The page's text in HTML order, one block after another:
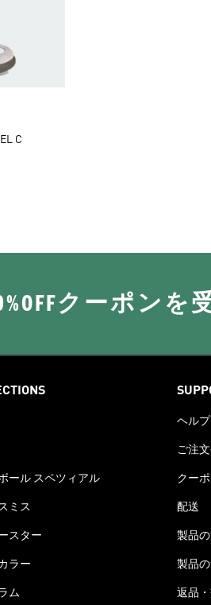
C
クーポンを
ール スペツィアル
ミス
スター
ラー
ム
ヘルプ
ご注
クー
配送
製品
製品
返品